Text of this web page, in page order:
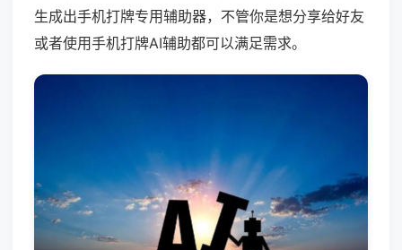
生成出手机打牌专用辅助器，不管你是想分享给好友
或者使用手机打牌AI辅助都可以满足需求。